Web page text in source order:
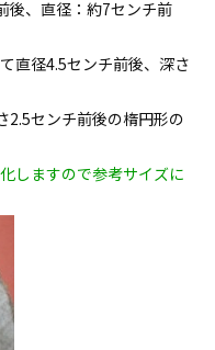
後、直径：約7センチ前
直径4.5センチ前後、深さ
2.5センチ前後の楕円形の
しますので参考サイズに